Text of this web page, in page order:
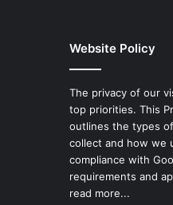
Website Policy
The privacy of our
top priorities. This
outlines the types
collect and how we
compliance with
requirements and
read more...